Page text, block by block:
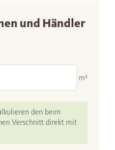
und Händler
m²
den beim
Verschnitt direkt mit